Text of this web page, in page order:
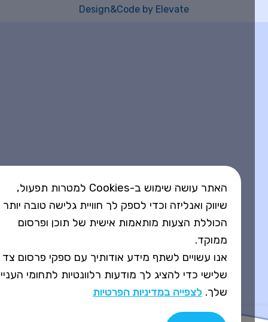
Design&Code by Elevate
האתר עושה שימוש ב-Cookies למטרות תפעול,
שיווק ואנליזה וכדי לספק לך חוויית גלישה טובה יותר
הכוללת הצעות מותאמות אישית של תוכן ופרסום
ממוקד.
אנו עשויים לשתף מידע אודותיך עם ספקי פרסום צד
שלישי כדי להציג לך מודעות רלוונטיות לתחומי העניין
שלך.לצפייה במדיניות הפרטיות